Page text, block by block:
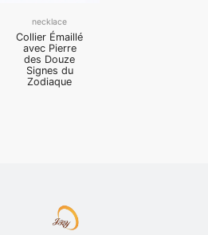
necklace
Collier Émaillé
avec Pierre
des Douze
Signes du
Zodiaque